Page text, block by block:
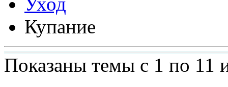
Купание
Показаны темы с 1 по 11